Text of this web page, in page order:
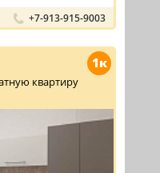
+7-913-915-9003
1к
квартиру